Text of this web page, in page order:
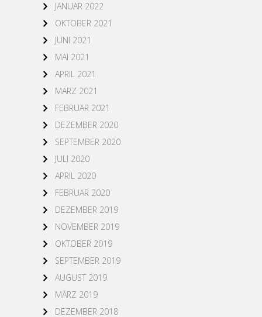
JANUAR 2022
OKTOBER 2021
JUNI 2021
MAI 2021
APRIL 2021
MÄRZ 2021
FEBRUAR 2021
DEZEMBER 2020
SEPTEMBER 2020
JULI 2020
APRIL 2020
FEBRUAR 2020
DEZEMBER 2019
NOVEMBER 2019
OKTOBER 2019
SEPTEMBER 2019
AUGUST 2019
MÄRZ 2019
DEZEMBER 2018